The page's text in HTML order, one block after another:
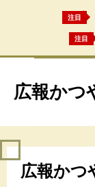
注目
注目
広報かつ
広報かつ